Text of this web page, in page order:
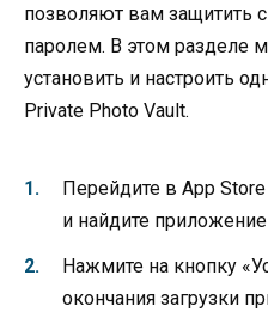
позволяют вам защитить
паролем. В этом разделе
установить и настроить
Private Photo Vault.
Перейдите в App
и найдите
Нажмите на кнопку
окончания загрузки